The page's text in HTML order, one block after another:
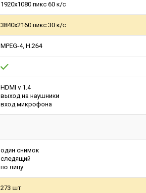
1920x1080 пикс 60 к/с
3840x2160 пикс 30 к/с
MPEG-4, H.264
HDMI v 1.4
выход на наушники
вход микрофона
один снимок
следящий
по лицу
273 шт